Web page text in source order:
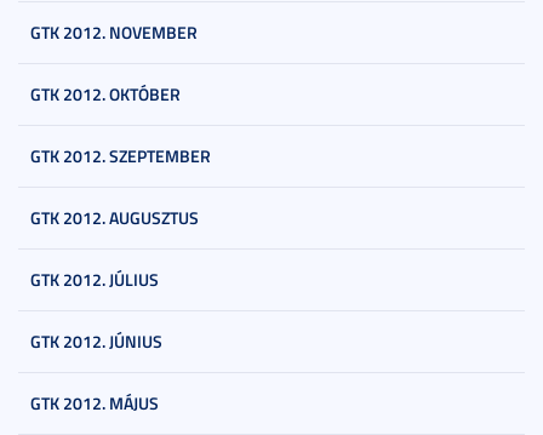
GTK 2012. NOVEMBER
GTK 2012. OKTÓBER
GTK 2012. SZEPTEMBER
GTK 2012. AUGUSZTUS
GTK 2012. JÚLIUS
GTK 2012. JÚNIUS
GTK 2012. MÁJUS